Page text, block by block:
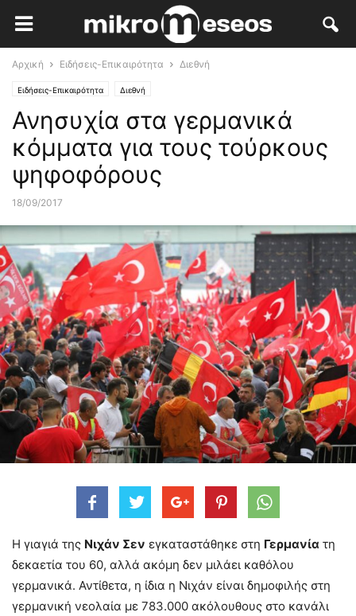
Αρχική Ειδήσεις-Επικαιρότητα Διεθνή
Ειδήσεις-Επικαιρότητα Διεθνή
Ανησυχία στα γερμανικά
κόμματα για τους τούρκους
ψηφοφόρους
18/09/2017
Η γιαγιά της Νιχάν Σεν εγκαταστάθηκε στη Γερμανία τη
δεκαετία του 60, αλλά ακόμη δεν μιλάει καθόλου
γερμανικά. Αντίθετα, η ίδια η Νιχάν είναι δημοφιλής στη
γερμανική νεολαία με 783.000 ακόλουθους στο κανάλι